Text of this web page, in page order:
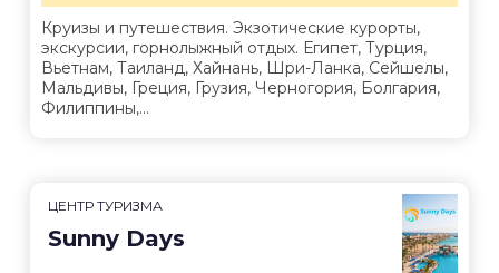
Круизы и путешествия. Экзотические курорты,
экскурсии, горнолыжный отдых. Египет, Турция,
Вьетнам, Таиланд, Хайнань, Шри-Ланка, Сейшелы,
Мальдивы, Греция, Грузия, Черногория, Болгария,
Филиппины,...
ЦЕНТР ТУРИЗМА
Sunny Days